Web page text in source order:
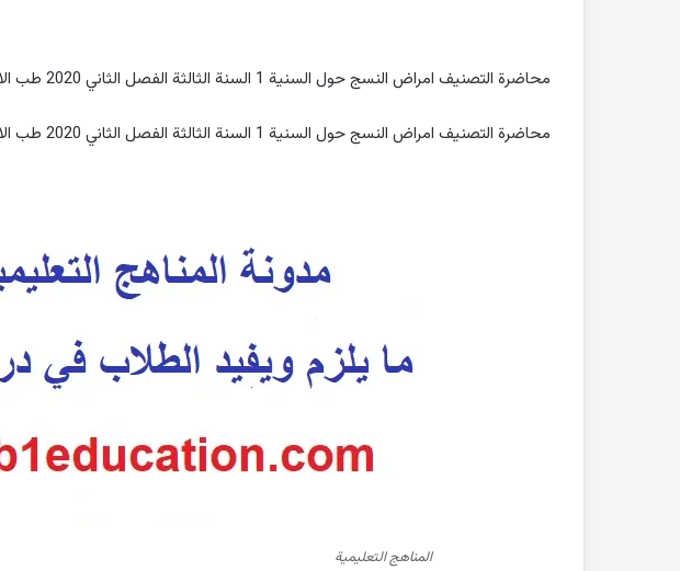
محاضرة التصنيف امراض النسج حول السنية 1 السنة الثالثة الفصل الثاني 2020 طب الاسنان جامعة دمشق
محاضرة التصنيف امراض النسج حول السنية 1 السنة الثالثة الفصل الثاني 2020 طب الاسنان جامعة دمشق
المناهج التعليمية